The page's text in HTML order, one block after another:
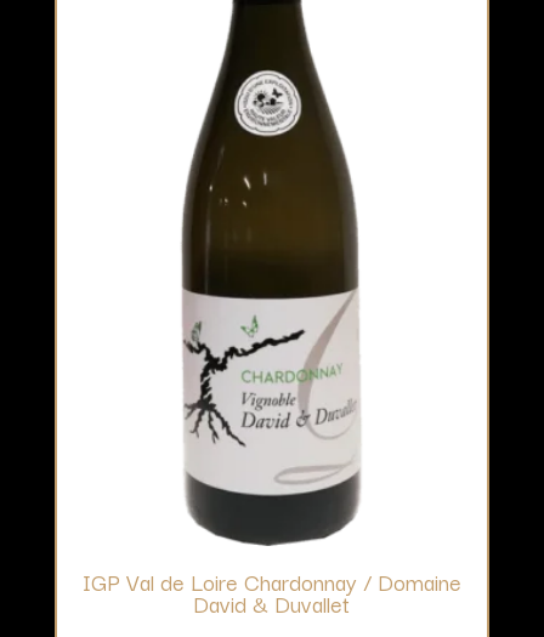
IGP Val de Loire Chardonnay / Domaine
David & Duvallet